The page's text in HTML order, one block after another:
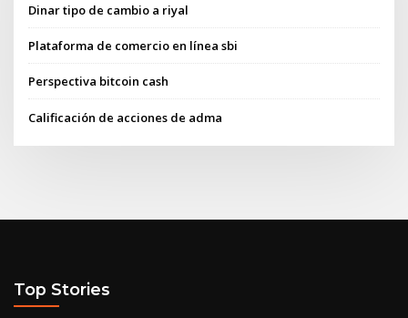
Dinar tipo de cambio a riyal
Plataforma de comercio en línea sbi
Perspectiva bitcoin cash
Calificación de acciones de adma
Top Stories